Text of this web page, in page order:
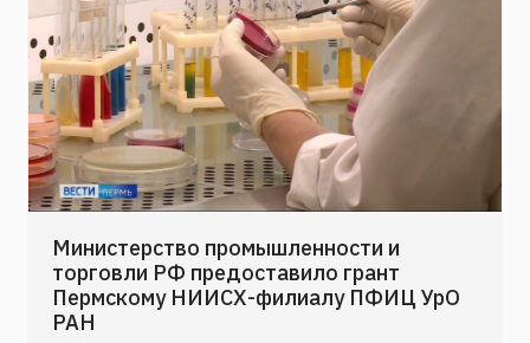
Министерство промышленности и
торговли РФ предоставило грант
Пермскому НИИСХ-филиалу ПФИЦ УрО
РАН